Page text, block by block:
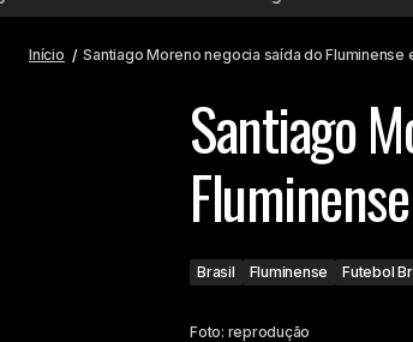
na fase de grupos a partir de 2026
Início Santiago Moreno negocia saída do Fluminense
Santiago
Brasil Fluminense Futebol
Foto: reprodução